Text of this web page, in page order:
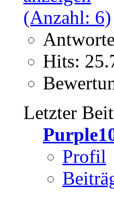
Hits:
Letzter
Profil